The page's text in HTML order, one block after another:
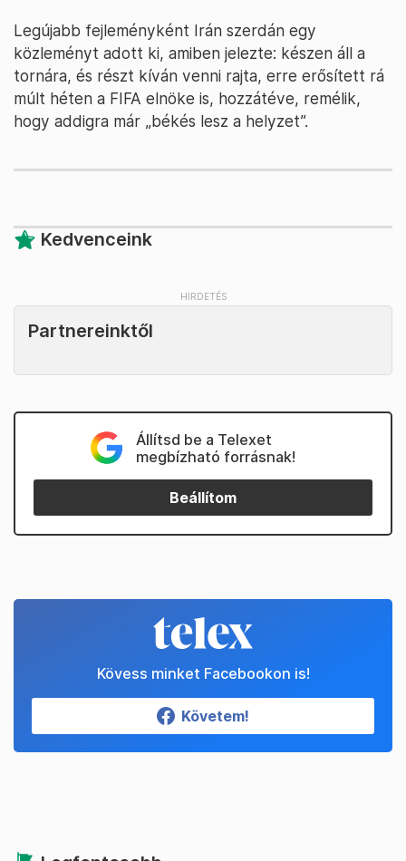
Legújabb fejleményként Irán szerdán egy
közleményt adott ki, amiben jelezte: készen áll a
tornára, és részt kíván venni rajta, erre erősített rá
múlt héten a FIFA elnöke is, hozzátéve, remélik,
hogy addigra már „békés lesz a helyzet”.
Kedvenceink
Partnereinktől
Állítsd be a Telexet
megbízható forrásnak!
Beállítom
Kövess minket Facebookon is!
Követem!